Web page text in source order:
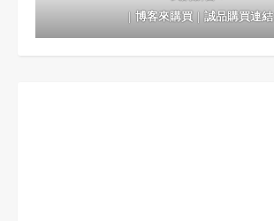
｜博客來購買｜誠品購買連結